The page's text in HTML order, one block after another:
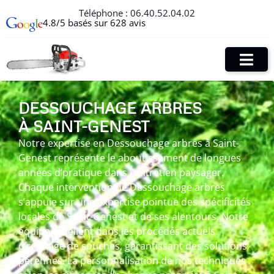
Téléphone : 06.40.52.04.02
4.8/5 basés sur 628 avis
DESSOUCHAGE ARBRES
À SAINT-GENEST
Notre expertise en Dessouchage arbres à Saint-
Genest représente le aboutissement de longues
années d’pratique dans l’entretien paysager.
Chaque intervention de Dessouchage arbres
s’appuie sur une expertise pointue des spécificités
locales de Saint-Genest et de ses alentours. Notre
équipe excellent dans les procédés actuels
d’rognage de souches, garantissant des solutions
pérennes. La personnalisation de nos techniques